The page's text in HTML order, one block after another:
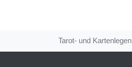
Tarot- und Kartenlegen